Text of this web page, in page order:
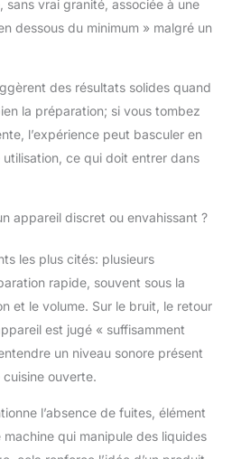
sans vrai granité, associée à une
dessous du minimum » malgré un
des résultats solides quand
la préparation; si vous tombez
l’expérience peut basculer en
ce qui doit entrer dans
appareil discret ou envahissant ?
les plus cités: plusieurs
rapide, souvent sous la
et le volume. Sur le bruit, le retour
est jugé « suffisamment
un niveau sonore présent
ouverte.
l’absence de fuites, élément
qui manipule des liquides